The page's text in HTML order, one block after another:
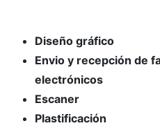
Diseño gráfico
Envio y recepción de
electrónicos
Escaner
Plastificación